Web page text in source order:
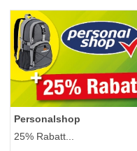
Personalshop
25% Rabatt...